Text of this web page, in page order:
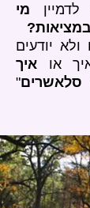
מי
ולא יודעים
או איך
סלאשרים"